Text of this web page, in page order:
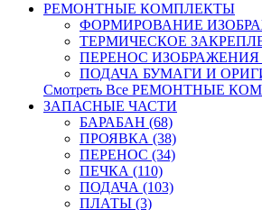
РЕМОНТНЫЕ КОМПЛЕКТЫ
ФОРМИРОВАНИЕ
ТЕРМИЧЕСКОЕ
ПЕРЕНОС ИЗОБРАЖЕНИЯ
ПОДАЧА БУМАГИ И
Смотреть Все РЕМОНТНЫЕ
ЗАПАСНЫЕ ЧАСТИ
БАРАБАН (68)
ПРОЯВКА (38)
ПЕРЕНОС (34)
ПЕЧКА (110)
ПОДАЧА (103)
ПЛАТЫ (3)